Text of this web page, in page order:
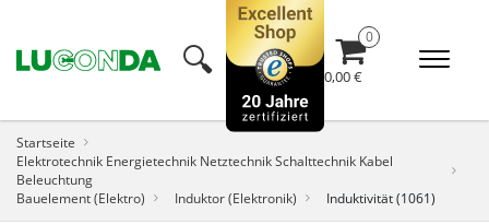
🔍︎ 0,00 €
Startseite
Elektrotechnik Energietechnik Netztechnik Schalttechnik Kabel
Beleuchtung
Bauelement (Elektro)
Induktor (Elektronik) Induktivität (1061)